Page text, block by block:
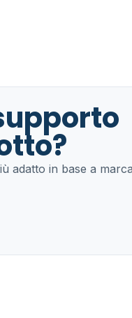
adatto in base a